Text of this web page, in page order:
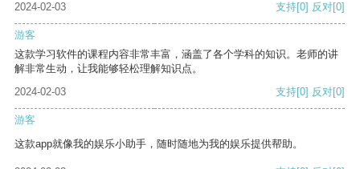
2024-02-03 支持[0] 反对[0]
游客
这款学习软件的课程内容非常丰富，涵盖了各个学科的知识。老师的讲
解非常生动，让我能够轻松理解知识点。
2024-02-03
支持[0] 反对[0]
游客
这款app就像我的娱乐小助手，随时随地为我的娱乐提供帮助。